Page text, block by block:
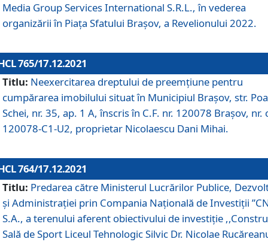
Media Group Services International S.R.L., în vederea
organizării în Piața Sfatului Brașov, a Revelionului 2022.
765/17.12.2021
Titlu: Neexercitarea dreptului de preemţiune pentru
cumpărarea imobilului situat în Municipiul Braşov, str.
Schei, nr. 35, ap. 1 A, înscris în C.F. nr. 120078 Brașov, nr.
120078-C1-U2, proprietar Nicolaescu Dani Mihai.
764/17.12.2021
Titlu: Predarea către Ministerul Lucrărilor Publice,
și Administrației prin Compania Naţională de Investiţii
S.A., a terenului aferent obiectivului de investiţie
Sală de Sport Liceul Tehnologic Silvic Dr. Nicolae